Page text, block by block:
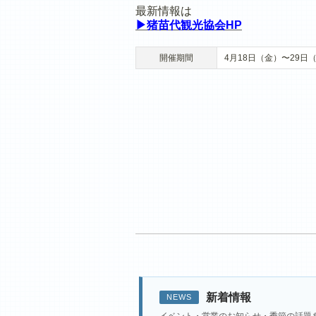
最新情報は
▶猪苗代観光協会HP
開催期間 4月18日（金）〜29日
NEWS 新着情報